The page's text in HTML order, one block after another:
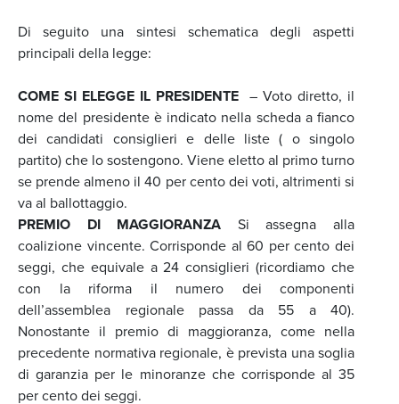
Di seguito una sintesi schematica degli aspetti
principali della legge:
COME SI ELEGGE IL PRESIDENTE – Voto diretto, il
nome del presidente è indicato nella scheda a fianco
dei candidati consiglieri e delle liste ( o singolo
partito) che lo sostengono. Viene eletto al primo turno
se prende almeno il 40 per cento dei voti, altrimenti si
va al ballottaggio.
PREMIO DI MAGGIORANZA Si assegna alla
coalizione vincente. Corrisponde al 60 per cento dei
seggi, che equivale a 24 consiglieri (ricordiamo che
con la riforma il numero dei componenti
dell’assemblea regionale passa da 55 a 40).
Nonostante il premio di maggioranza, come nella
precedente normativa regionale, è prevista una soglia
di garanzia per le minoranze che corrisponde al 35
per cento dei seggi.